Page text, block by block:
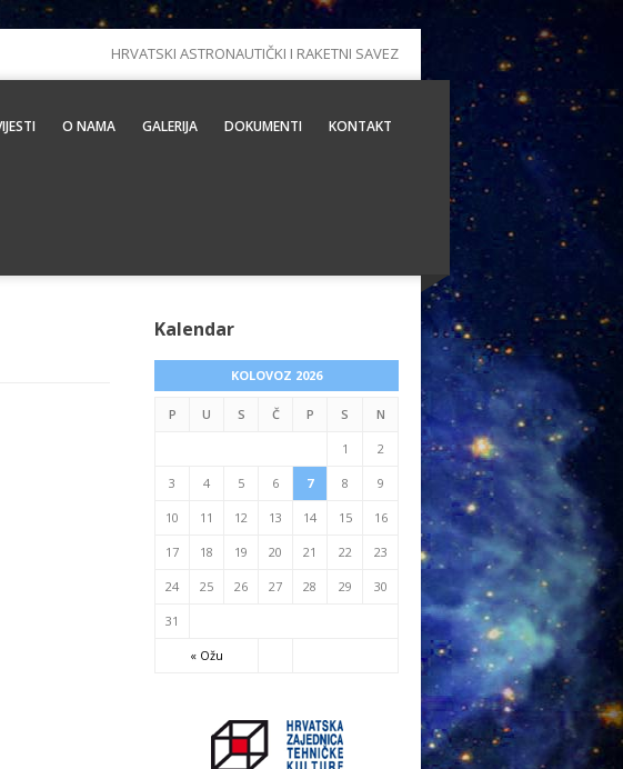
HRVATSKI ASTRONAUTIČKI I RAKETNI SAVEZ
O NAMA GALERIJA DOKUMENTI KONTAKT
Kalendar
KOLOVOZ 2026
P U S Č P S N
« Ožu
1 2
3 4 5 6 7 8 9
10 11 12 13 14 15 16
17 18 19 20 21 22 23
24 25 26 27 28 29 30
31